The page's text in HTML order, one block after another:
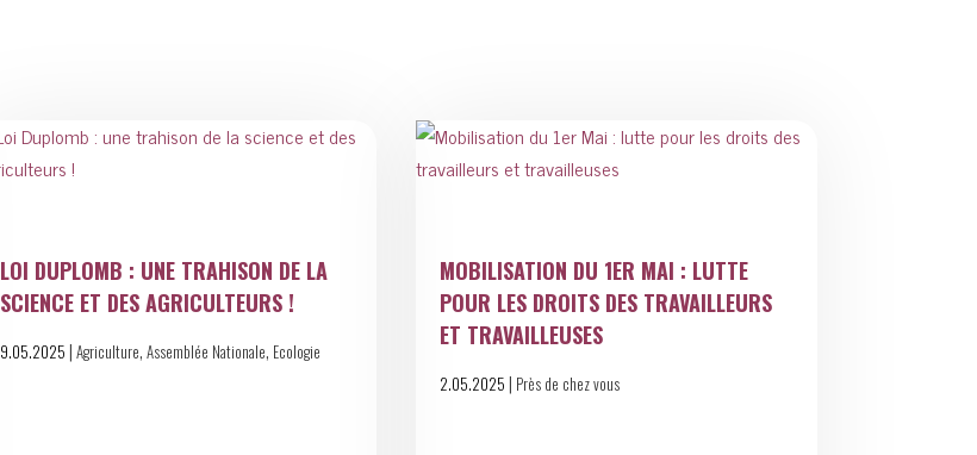
LOI DUPLOMB : UNE TRAHISON DE LA
SCIENCE ET DES AGRICULTEURS !
9.05.2025 | Agriculture, Assemblée Nationale, Ecologie
MOBILISATION DU 1ER MAI : LUTTE
POUR LES DROITS DES TRAVAILLEURS
ET TRAVAILLEUSES
2.05.2025 | Près de chez vous